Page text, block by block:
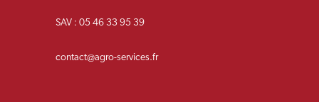
SAV : 05 46 33 95 39
contact@agro-services.fr